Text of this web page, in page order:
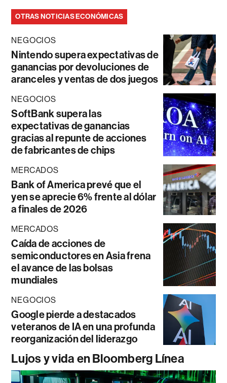
OTRAS NOTICIAS ECONÓMICAS
NEGOCIOS
Nintendo supera expectativas de
ganancias por devoluciones de
aranceles y ventas de dos juegos
NEGOCIOS
SoftBank supera las
expectativas de ganancias
gracias al repunte de acciones
de fabricantes de chips
MERCADOS
Bank of America prevé que el
yen se aprecie 6% frente al dólar
a finales de 2026
MERCADOS
Caída de acciones de
semiconductores en Asia frena
el avance de las bolsas
mundiales
NEGOCIOS
Google pierde a destacados
veteranos de IA en una profunda
reorganización del liderazgo
Lujos y vida en Bloomberg Línea